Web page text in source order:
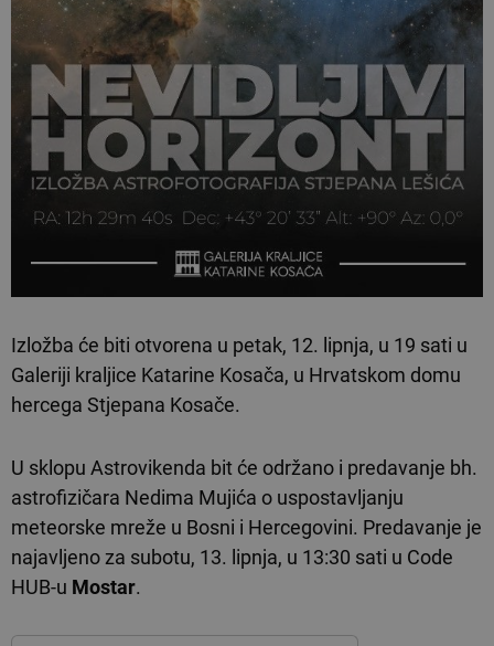
Izložba će biti otvorena u petak, 12. lipnja, u 19 sati u
Galeriji kraljice Katarine Kosača, u Hrvatskom domu
hercega Stjepana Kosače.
U sklopu Astrovikenda bit će održano i predavanje bh.
astrofizičara Nedima Mujića o uspostavljanju
meteorske mreže u Bosni i Hercegovini. Predavanje je
najavljeno za subotu, 13. lipnja, u 13:30 sati u Code
HUB-u Mostar.